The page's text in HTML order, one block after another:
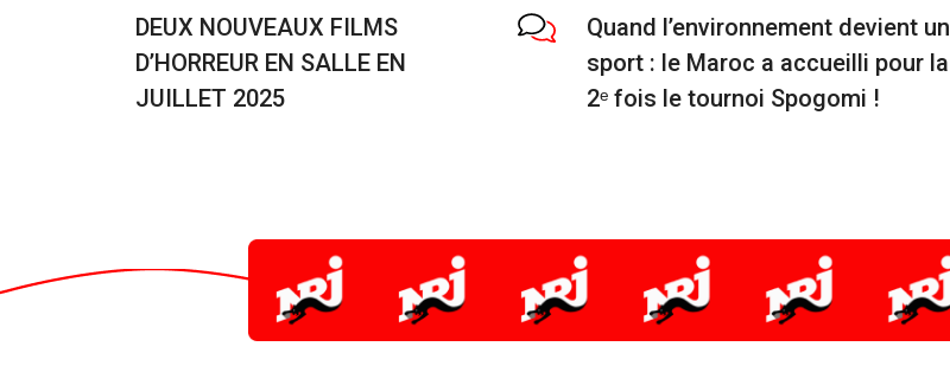
DEUX NOUVEAUX FILMS
D’HORREUR EN SALLE EN
JUILLET 2025
Quand l’environnement devient un
sport : le Maroc a accueilli pour la
2ᵉ fois le tournoi Spogomi !